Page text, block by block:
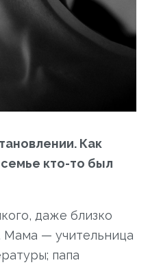
Как
кто-то был
даже близко
Мама — учительница
папа